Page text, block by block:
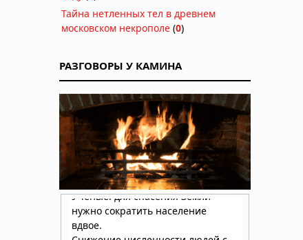
Тайна нетленных тел в древнем
московском некрополе (0)
РАЗГОВОРЫ У КАМИНА